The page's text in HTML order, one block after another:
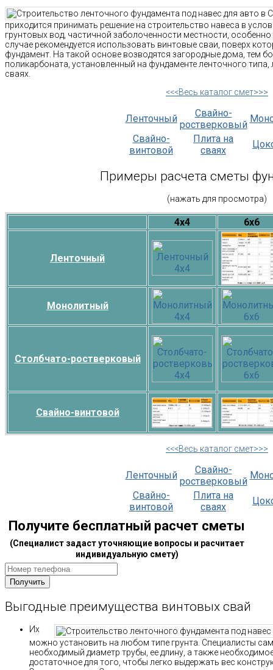
приходится принимать решение на строительство навеса в
грунтовых вод, частичной заболоченности местности,
случае рекомендуется использовать винтовые сваи, поверх
фундамент. На такой основе возводятся загородные дома, тем
поликарбоната, установленный на фундаменте ленточного
сваях.
<<<Весь каталог смет>>>
Ленточный
Свайно-
ростверковый
Свайно-
винтовой
Плита на
сваях
Примеры расчета сметы
(нажать для просмотра)
4х4 6х6
Ленточный
Монолитный
Столбчато-ростверковый
Свайно-винтовой
<<<Весь каталог смет>>>
Ленточный
Свайно-
ростверковый
Свайно-
винтовой
Плита на
сваях
Получите бесплатный расчет сметы
(Специалист задаст уточняющие вопросы и расчитает
индивидуальную смету)
Выгодные преимущества винтовых свай
Их
можно установить на любом типе грунта. Специалисты
необходимый диаметр трубы, ее длину, а также
достаточное для того, чтобы легко выдержать вес